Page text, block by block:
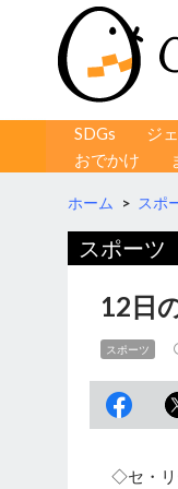
コンテンツへ移動
SDGs ジ
おでかけ
ホーム > スポ
スポーツ
12日
スポーツ
◇セ・リ